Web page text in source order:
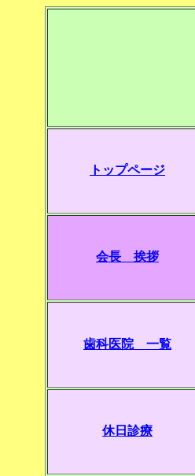
トップページ
会長 挨拶
歯科医院 一覧
休日診療